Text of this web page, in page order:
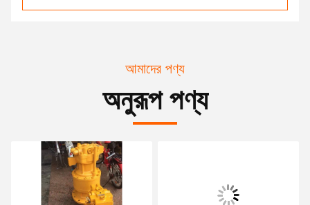
আমাদের পণ্য
অনুরূপ পণ্য